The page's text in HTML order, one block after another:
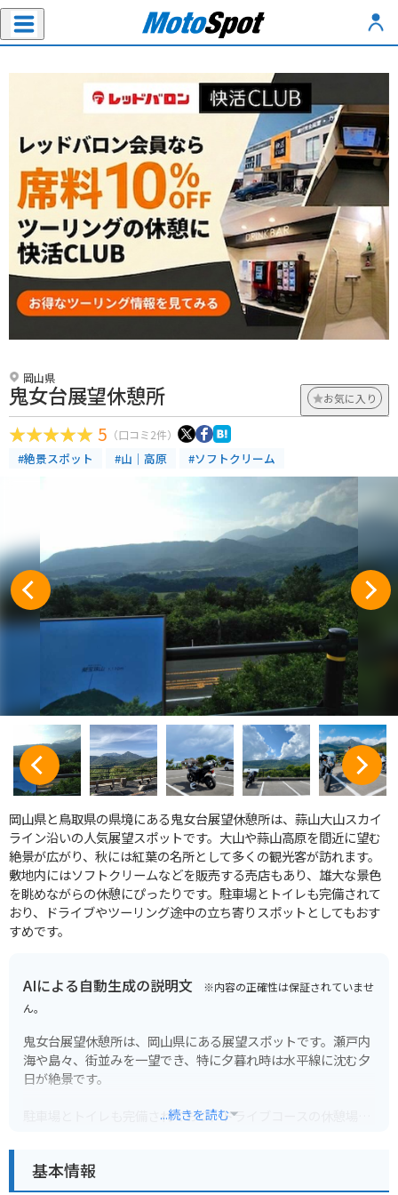
岡山県
鬼女台展望休憩所 お気に入り
5 （口コミ2件）
#絶景スポット #山｜高原 #ソフトクリーム
岡山県と鳥取県の県境にある鬼女台展望休憩所は、蒜山大山スカイ
ライン沿いの人気展望スポットです。大山や蒜山高原を間近に望む
絶景が広がり、秋には紅葉の名所として多くの観光客が訪れます。
敷地内にはソフトクリームなどを販売する売店もあり、雄大な景色
を眺めながらの休憩にぴったりです。駐車場とトイレも完備されて
おり、ドライブやツーリング途中の立ち寄りスポットとしてもおす
すめです。
AIによる自動生成の説明文 ※内容の正確性は保証されていませ
ん。
鬼女台展望休憩所は、岡山県にある展望スポットです。瀬戸内
海や島々、街並みを一望でき、特に夕暮れ時は水平線に沈む夕
日が絶景です。
駐車場とトイレも完備されており、ドライブコースの休憩場所
周辺には飲食店や観光スポットは少ないため、事前に計画を立
...続きを読む
基本情報